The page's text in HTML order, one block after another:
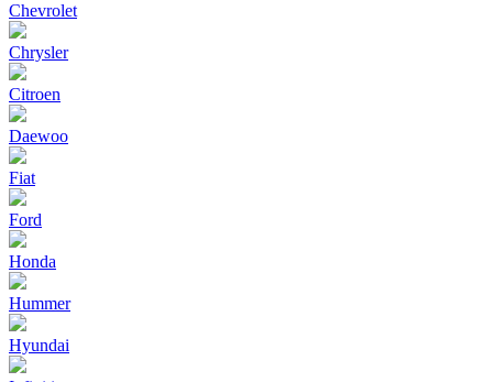
Chevrolet
Chrysler
Citroen
Daewoo
Fiat
Ford
Honda
Hummer
Hyundai